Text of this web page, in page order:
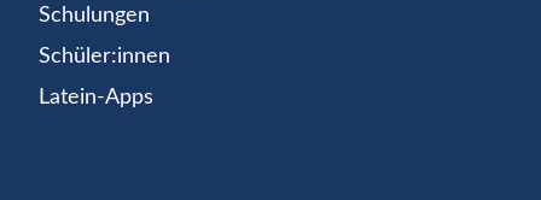
Schulungen
Schüler:innen
Latein-Apps